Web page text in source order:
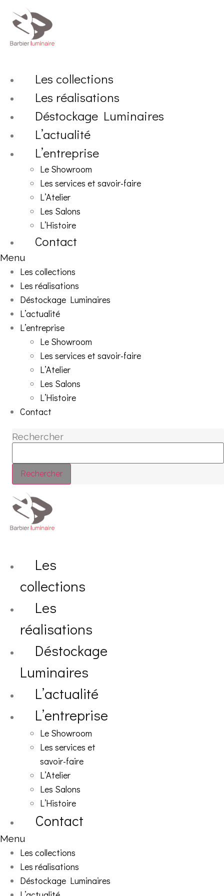
contenu
Les collections
Les réalisations
Déstockage Luminaires
L’actualité
L’entreprise
Le Showroom
Les services et savoir-faire
L’Atelier
Les Salons
L’Histoire
Contact
Menu
Les collections
Les réalisations
Déstockage Luminaires
L’actualité
L’entreprise
Le Showroom
Les services et savoir-faire
L’Atelier
Les Salons
L’Histoire
Contact
Rechercher
Rechercher
Les
collections
Les
réalisations
Déstockage
Luminaires
L’actualité
L’entreprise
Le Showroom
Les services et
savoir-faire
L’Atelier
Les Salons
L’Histoire
Contact
Menu
Les collections
Les réalisations
Déstockage Luminaires